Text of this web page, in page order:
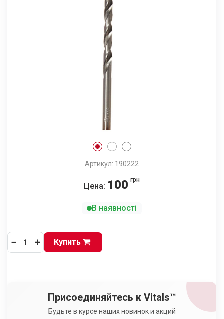
Артикул: 190222
Цена: 100 грн
В наявності
− + Купить
Присоединяйтесь к Vitals™
Будьте в курсе наших новинок и акций